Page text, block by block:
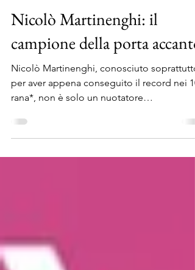
1 ott 2017
Tempo di lettura: 7 min
Nicolò Martinenghi: il
campione della porta accanto
Nicolò Martinenghi, conosciuto soprattutto
rana*, non è solo un nuotatore
rappresentante...